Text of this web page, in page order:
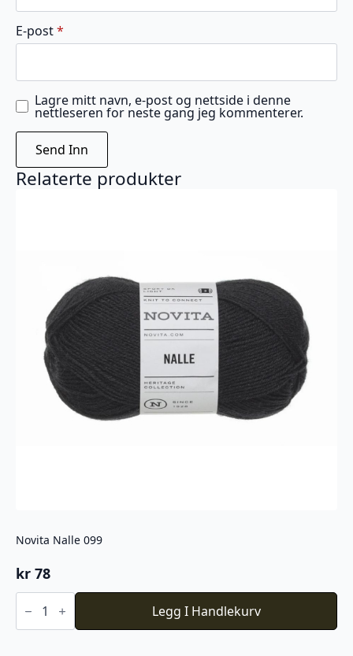
E-post*
Lagre mitt navn, e-post og nettside i denne
nettleseren for neste gang jeg kommenterer.
Relaterte produkter
Novita Nalle 099
kr 78
Novita
Nalle
antall
Legg I Handlekurv